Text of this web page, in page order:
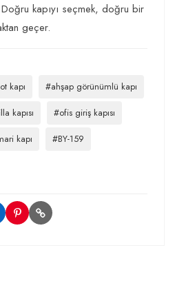
Doğru kapıyı seçmek, doğru bir
geçer.
kapı
#ahşap görünümlü kapı
kapısı
#ofis giriş kapısı
kapı
#BY-159